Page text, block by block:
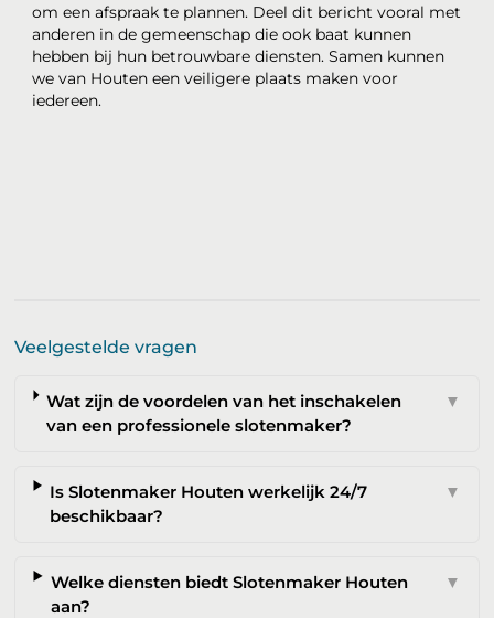
om een afspraak te plannen. Deel dit bericht vooral met
anderen in de gemeenschap die ook baat kunnen
hebben bij hun betrouwbare diensten. Samen kunnen
we van Houten een veiligere plaats maken voor
iedereen.
Veelgestelde vragen
Wat zijn de voordelen van het inschakelen
van een professionele slotenmaker?
▼
Is Slotenmaker Houten werkelijk 24/7
beschikbaar?
▼
Welke diensten biedt Slotenmaker Houten
aan?
▼